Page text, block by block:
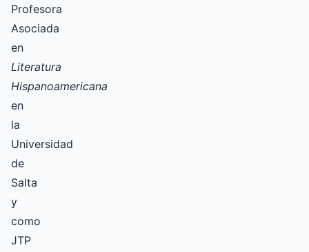
Profesora
Asociada
en
Literatura
Hispanoamericana
en
la
Universidad
de
Salta
y
como
JTP